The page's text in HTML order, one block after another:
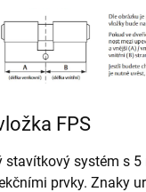
FPS
stavítkový systém s
prvky. Znaky